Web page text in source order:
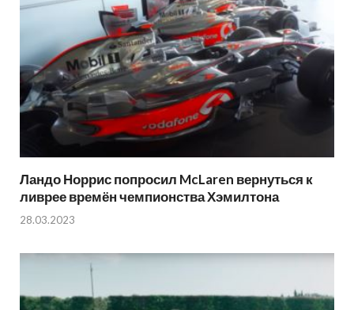
Ландо Норрис попросил McLaren вернуться к
ливрее времён чемпионства Хэмилтона
28.03.2023